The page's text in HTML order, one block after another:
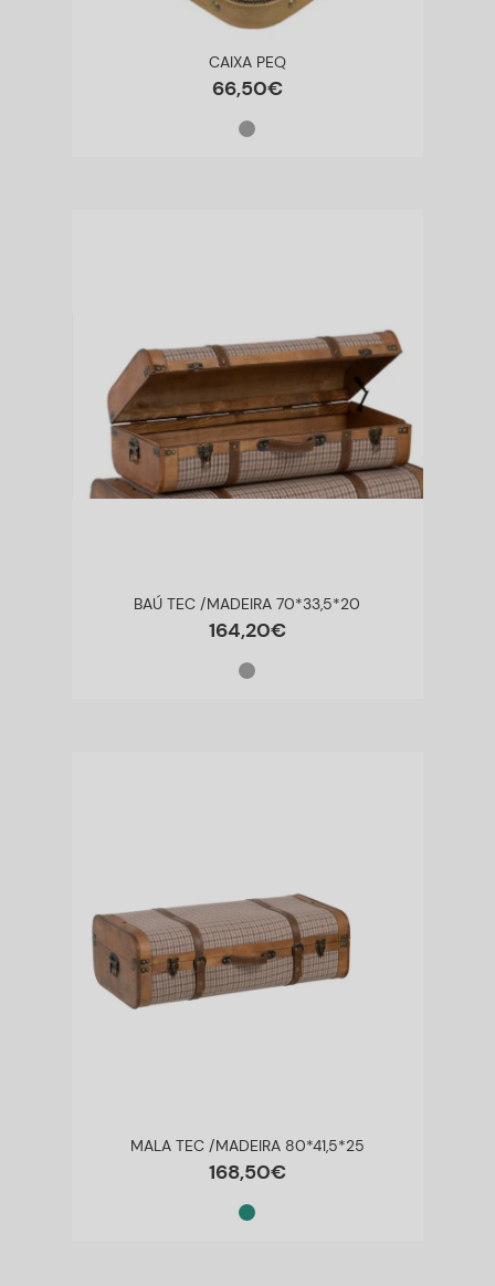
CAIXA PEQ
66,50€
BAÚ TEC /MADEIRA 70*33,5*20
164,20€
MALA TEC /MADEIRA 80*41,5*25
168,50€